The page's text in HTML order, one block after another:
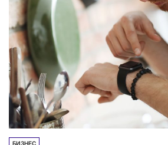
БИЗНЕС